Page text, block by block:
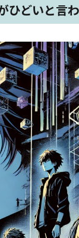
ひどいと言